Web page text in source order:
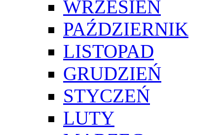
WRZESIEŃ
PAŹDZIERNIK
LISTOPAD
GRUDZIEŃ
STYCZEŃ
LUTY